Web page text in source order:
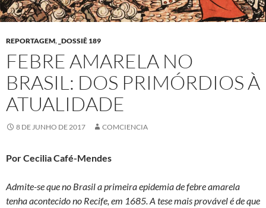
REPORTAGEM, _DOSSIÊ 189
FEBRE AMARELA NO
BRASIL: DOS PRIMÓRDIOS À
ATUALIDADE
8 DE JUNHO DE 2017 COMCIENCIA
Por Cecilia Café-Mendes
Admite-se que no Brasil a primeira epidemia de febre amarela
tenha acontecido no Recife, em 1685. A tese mais provável é de que